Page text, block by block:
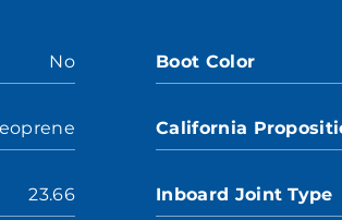
No
23.66
Boot Color
California
Inboard Joint Type